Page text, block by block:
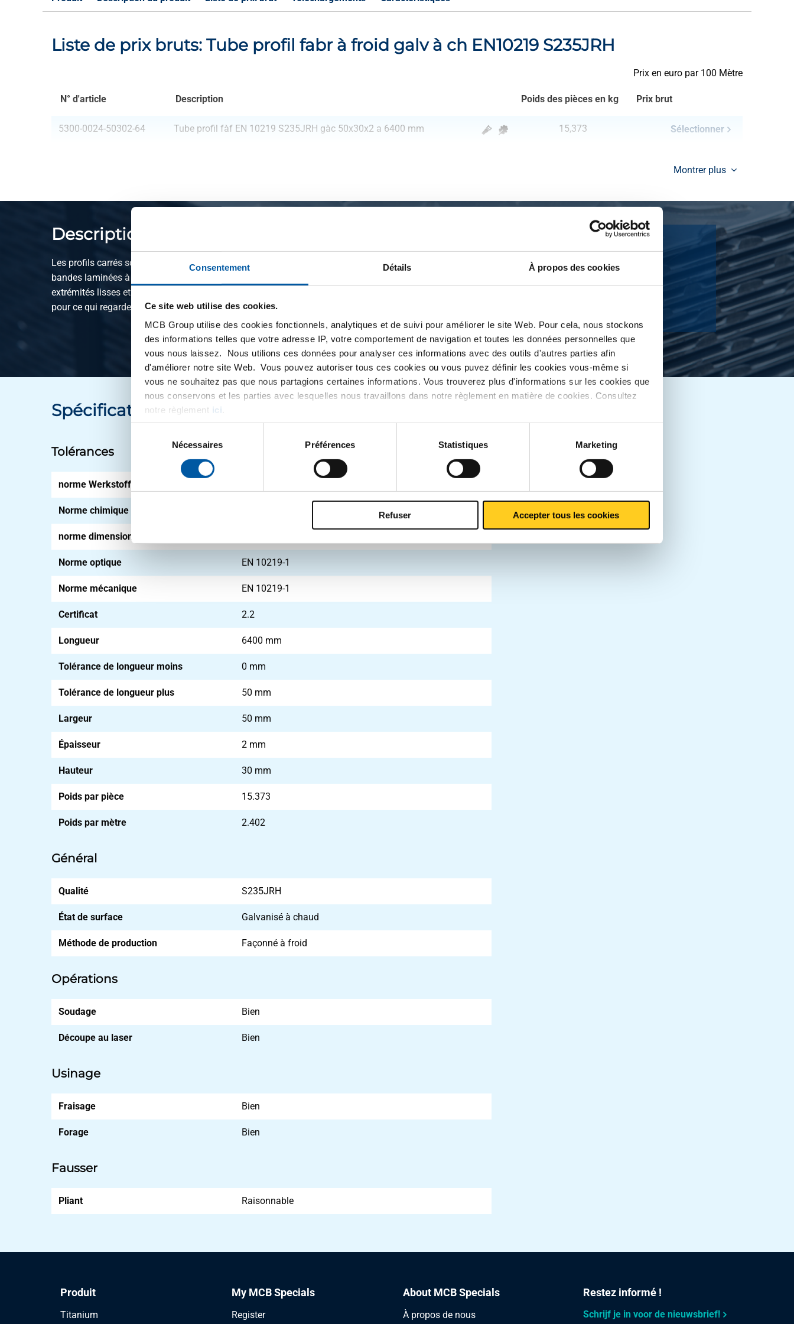
Consentement Détails À propos des cookies
Ce site web utilise des cookies.
MCB Group utilise des cookies fonctionnels, analytiques et de suivi pour améliorer le site Web. Pour cela, nous stockons
des informations telles que votre adresse IP, votre comportement de navigation et toutes les données personnelles que
vous nous laissez. Nous utilions ces données pour analyser ces informations avec des outils d'autres parties afin
d'améliorer notre site Web. Vous pouvez autoriser tous ces cookies ou vous puvez définir les cookies vous-même si
vous ne souhaitez pas que nous partagions certaines informations. Vous trouverez plus d'informations sur les cookies que
nous conservons et les parties avec lesquelles nous travaillons dans notre règlement en matière de cookies. Consultez
notre règlement ici
consentement
Nécessaires Préférences Statistiques Marketing
Refuser Accepter tous les cookies
Liste de prix bruts: Tube profil fabr à froid galv à ch EN10219 S235JRH
Prix en euro par 100 Mètre
N° d'article Description Poids des pièces en kg Prix brut
5300-0024-50302-64 Tube profil fàf EN 10219 S235JRH gàc 50x30x2 a 6400 mm 15,373 Sélectionner
Montrer plus
Description du produit
Les profils carrés soudés formés à froid dans la qualité S235JRH d'acier à
bandes laminées à chaud sont galvanisés à chaud après production. Des
extrémités lisses et une surface galvanisée homogène sont importantes
pour ce qui regarde, notamment, l'emploi dans l'industrie des grilles.
Spécifications
Tolérances
norme WerkstoffNr
Norme chimique
norme dimensionnelle
Norme optique EN 10219-1
Norme mécanique EN 10219-1
Certificat 2.2
Longueur 6400 mm
Tolérance de longueur moins 0 mm
Tolérance de longueur plus 50 mm
Largeur 50 mm
Épaisseur 2 mm
Hauteur 30 mm
Poids par pièce 15.373
Poids par mètre 2.402
Général
Qualité S235JRH
État de surface Galvanisé à chaud
Méthode de production Façonné à froid
Opérations
Soudage Bien
Découpe au laser Bien
Usinage
Fraisage Bien
Forage Bien
Fausser
Pliant Raisonnable
Produit
Titanium
My MCB Specials
Register
About MCB Specials
À propos de nous
Restez informé !
Schrijf je in voor de nieuwsbrief!